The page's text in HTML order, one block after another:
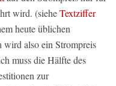
wird. (sieheTextziffer
heute üblichen
wird also ein Strompreis
muss die Hälfte des
zur